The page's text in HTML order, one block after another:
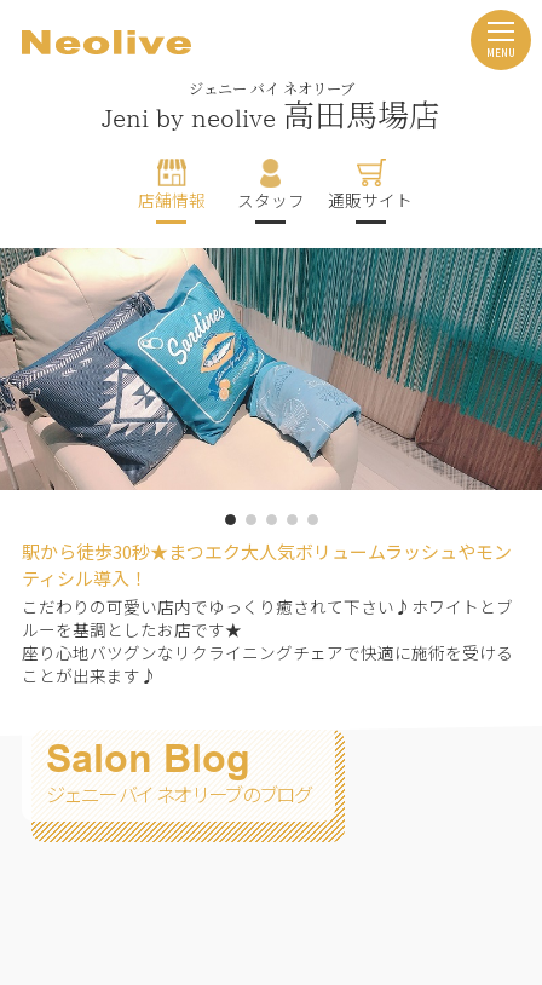
ジェニー バイ ネオリーブ
Jeni by neolive 高田馬場店
店舗情報 スタッフ 通販サイト
駅から徒歩30秒★まつエク大人気ボリュームラッシュやモン
ティシル導入！
こだわりの可愛い店内でゆっくり癒されて下さい♪ホワイトとブ
ルーを基調としたお店です★
座り心地バツグンなリクライニングチェアで快適に施術を受ける
ことが出来ます♪
Salon Blog
ジェニー バイ ネオリーブのブログ